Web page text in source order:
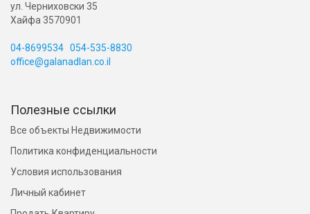
ул. Черниховски 35
Хайфа 3570901
04-8699534 054-535-8830
office@galanadlan.co.il
Полезные ссылки
Все объекты Недвижимости
Политика конфиденциальности
Условия использования
Личный кабинет